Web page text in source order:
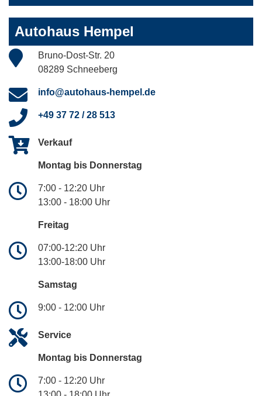
Autohaus Hempel
Bruno-Dost-Str. 20
08289 Schneeberg
info@autohaus-hempel.de
+49 37 72 / 28 513
Verkauf
Montag bis Donnerstag
7:00 - 12:20 Uhr
13:00 - 18:00 Uhr
Freitag
07:00-12:20 Uhr
13:00-18:00 Uhr
Samstag
9:00 - 12:00 Uhr
Service
Montag bis Donnerstag
7:00 - 12:20 Uhr